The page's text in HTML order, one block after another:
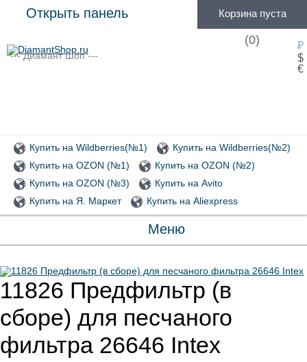
Открыть панель Корзина пуста
(0)
--- Диамант Шоп ---
₽
$
€
Купить на Wildberries(№1)
Купить на Wildberries(№2)
Купить на OZON (№1)
Купить на OZON (№2)
Купить на OZON (№3)
Купить на Avito
Купить на Я. Маркет
Купить на Aliexpress
Меню
11826 Предфильтр (в
сборе) для песчаного
фильтра 26646 Intex